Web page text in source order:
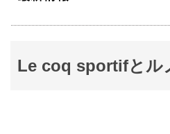
Le coq sportifとル